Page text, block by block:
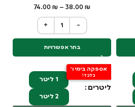
38.00 ₪
–
74.00 ₪
+ −
בחר אפשרויות
אספקה בימי ו'
בלבד!
ליטרים
1 ליטר
2 ליטר